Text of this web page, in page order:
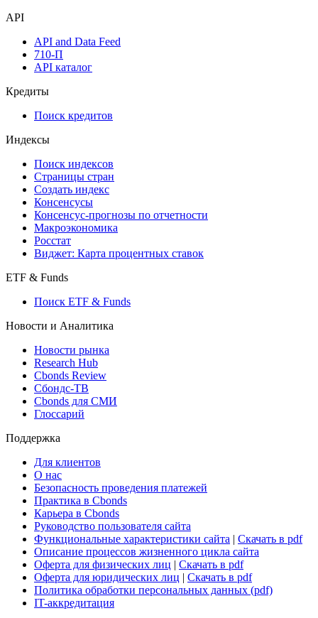
API
API and Data Feed
710-П
API каталог
Кредиты
Поиск кредитов
Индексы
Поиск индексов
Страницы стран
Создать индекс
Консенсусы
Консенсус-прогнозы по отчетности
Макроэкономика
Росстат
Виджет: Карта процентных ставок
ETF & Funds
Поиск ETF & Funds
Новости и Аналитика
Новости рынка
Research Hub
Cbonds Review
Сбондс-ТВ
Cbonds для СМИ
Глоссарий
Поддержка
Для клиентов
О нас
Безопасность проведения платежей
Практика в Cbonds
Карьера в Cbonds
Руководство пользователя сайта
Функциональные характеристики сайта | Скачать в pdf
Описание процессов жизненного цикла сайта
Оферта для физических лиц | Скачать в pdf
Оферта для юридических лиц | Скачать в pdf
Политика обработки персональных данных (pdf)
IT-аккредитация